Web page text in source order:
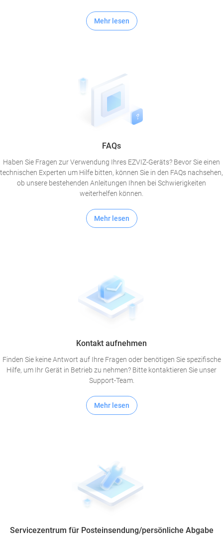
Mehr lesen
FAQs
Haben Sie Fragen zur Verwendung Ihres EZVIZ-Geräts? Bevor Sie einen
technischen Experten um Hilfe bitten, können Sie in den FAQs nachsehen,
ob unsere bestehenden Anleitungen Ihnen bei Schwierigkeiten
weiterhelfen können.
Mehr lesen
Kontakt aufnehmen
Finden Sie keine Antwort auf Ihre Fragen oder benötigen Sie spezifische
Hilfe, um Ihr Gerät in Betrieb zu nehmen? Bitte kontaktieren Sie unser
Support-Team.
Mehr lesen
Servicezentrum für Posteinsendung/persönliche Abgabe